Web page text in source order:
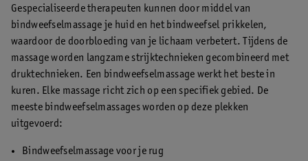
Gespecialiseerde therapeuten kunnen door middel van
bindweefselmassage je huid en het bindweefsel prikkelen,
waardoor de doorbloeding van je lichaam verbetert. Tijdens de
massage worden langzame strijktechnieken gecombineerd met
druktechnieken. Een bindweefselmassage werkt het beste in
kuren. Elke massage richt zich op een specifiek gebied. De
meeste bindweefselmassages worden op deze plekken
uitgevoerd:
Bindweefselmassage voor je rug